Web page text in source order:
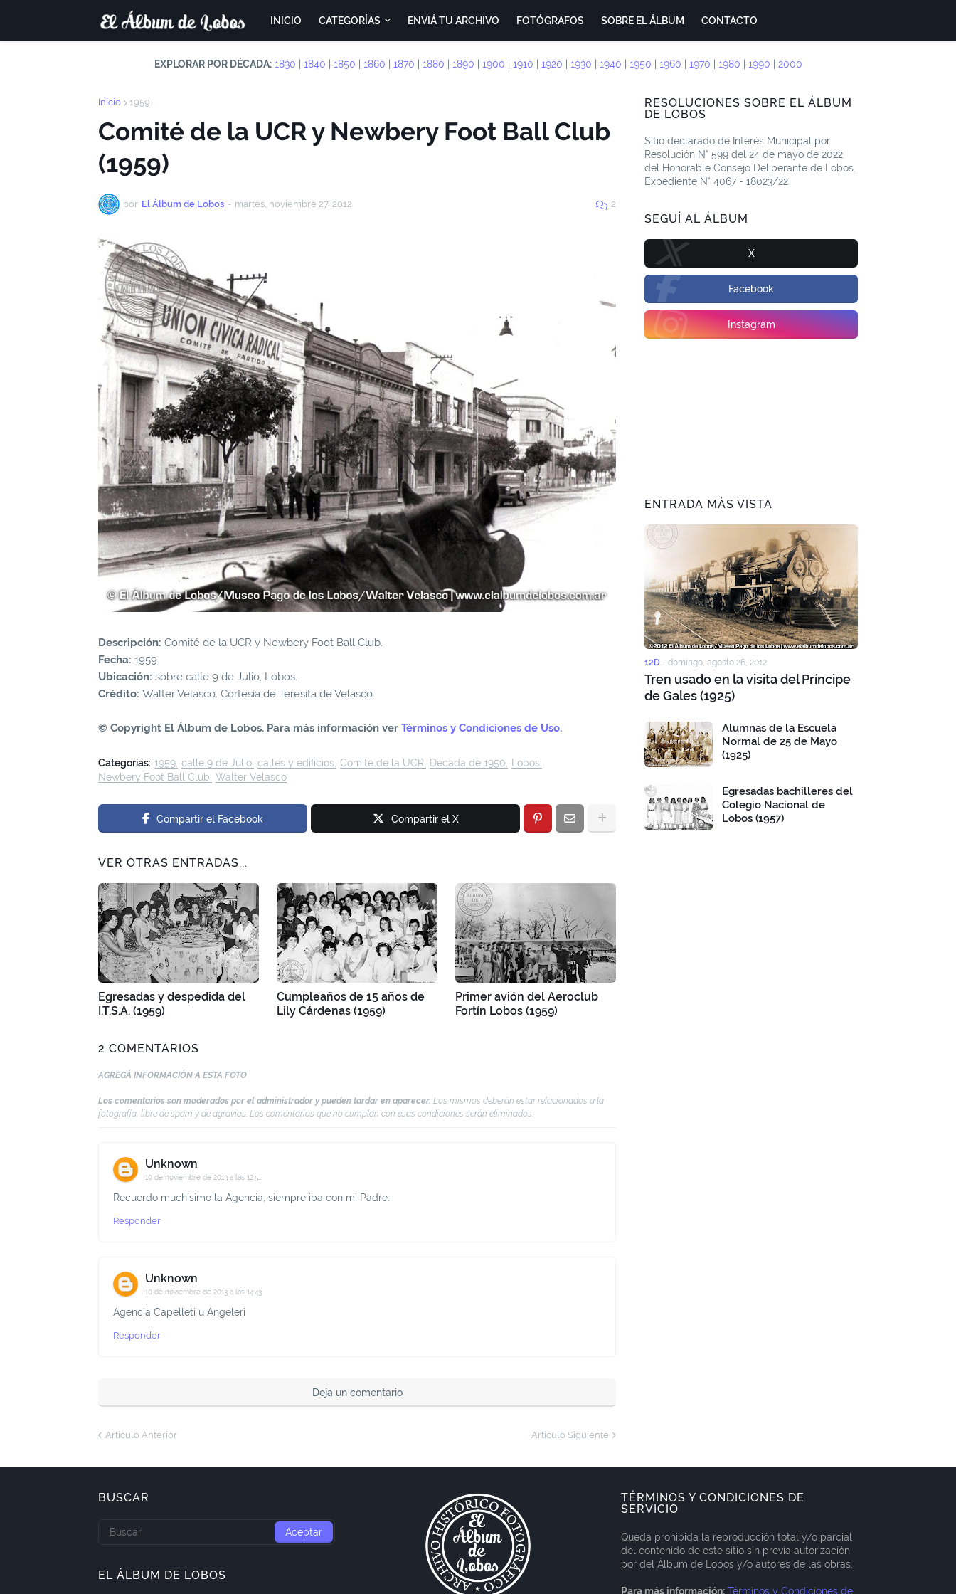
INICIO CATEGORÍAS ENVIÁ TU ARCHIVO FOTÓGRAFOS SOBRE EL ÁLBUM CONTACTO
EXPLORAR POR DÉCADA: 1830 1840 1850 1860 1870 1880 1890 1900 1910 1920 1930 1940 1950 1960 1970 1980 1990 2000
Inicio 1959
Comité de la UCR y Newbery Foot Ball Club
(1959)
por El Álbum de Lobos - martes, noviembre 27, 2012 2
Descripción: Comité de la UCR y Newbery Foot Ball Club.
Fecha: 1959.
Ubicación: sobre calle 9 de Julio, Lobos.
Crédito: Walter Velasco. Cortesía de Teresita de Velasco.
© Copyright El Álbum de Lobos. Para más información ver Términos y Condiciones de Uso.
Categorías: 1959 calle 9 de Julio calles y edificios Comité de la UCR Década de 1950
Lobos
Newbery Foot Ball Club Walter Velasco
Compartir el Facebook Compartir el X
VER OTRAS ENTRADAS...
Egresadas y despedida del
I.T.S.A. (1959)
Cumpleaños de 15 años de
Lily Cárdenas (1959)
Primer avión del Aeroclub
Fortín Lobos (1959)
2 COMENTARIOS
AGREGÁ INFORMACIÓN A ESTA FOTO
Los comentarios son moderados por el administrador y pueden tardar en aparecer. Los mismos deberán estar relacionados a la
fotografía, libre de spam y de agravios. Los comentarios que no cumplan con esas condiciones serán eliminados.
Unknown
10 de noviembre de 2013 a las 12:51
Recuerdo muchisimo la Agencia, siempre iba con mi Padre.
Responder
Unknown
10 de noviembre de 2013 a las 14:43
Agencia Capelleti u Angeleri
Responder
Deja un comentario
Artículo Anterior Artículo Siguiente
RESOLUCIONES SOBRE EL ÁLBUM
DE LOBOS
Sitio declarado de Interés Municipal por
Resolución N° 599 del 24 de mayo de 2022
del Honorable Consejo Deliberante de Lobos.
Expediente N° 4067 - 18023/22
SEGUÍ AL ÁLBUM
X
Facebook
Instagram
ENTRADA MÀS VISTA
12D - domingo, agosto 26, 2012
Tren usado en la visita del Príncipe
de Gales (1925)
Alumnas de la Escuela
Normal de 25 de Mayo
(1925)
Egresadas bachilleres del
Colegio Nacional de
Lobos (1957)
BUSCAR
EL ÁLBUM DE LOBOS
TÉRMINOS Y CONDICIONES DE
SERVICIO
Queda prohibida la reproducción total y/o parcial
del contenido de este sitio sin previa autorización
por del Álbum de Lobos y/o autores de las obras.
Para más información: Términos y Condiciones de